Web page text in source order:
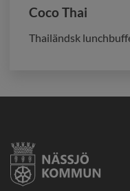
Coco Thai
Thailändsk